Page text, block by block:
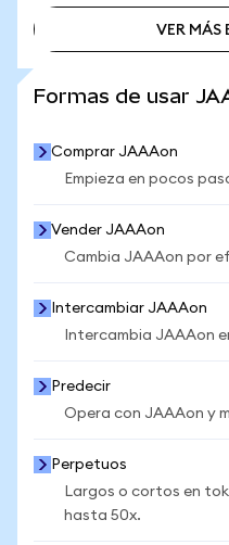
VER MÁS
Formas de usar
Comprar JAAAon
Empieza en pocos
Vender JAAAon
Cambia JAAAon por
Intercambiar JAAAon
Intercambia JAAAon
Predecir
Opera con JAAAon y
Perpetuos
Largos o cortos en
hasta 50x.